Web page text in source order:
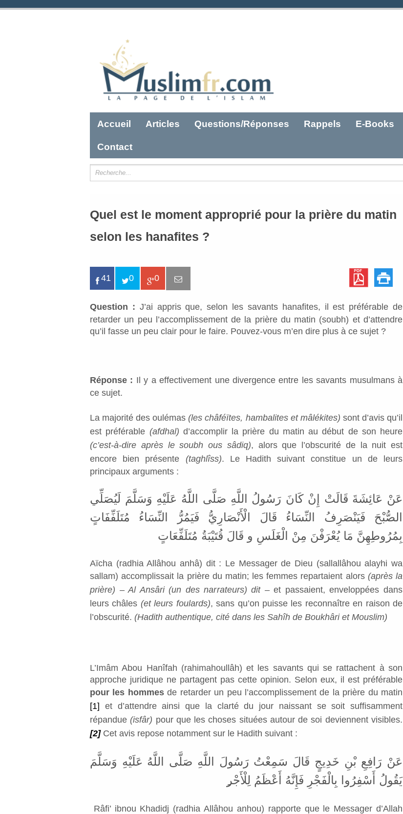
Accueil Articles Questions/Réponses Rappels E-Books
Contact
Quel est le moment approprié pour la prière du matin
selon les hanafites ?
41 0 0
Question : J’ai appris que, selon les savants hanafites, il est préférable de
retarder un peu l’accomplissement de la prière du matin (soubh) et d’attendre
qu’il fasse un peu clair pour le faire. Pouvez-vous m’en dire plus à ce sujet ?
Réponse : Il y a effectivement une divergence entre les savants musulmans à
ce sujet.
La majorité des oulémas(les châféïtes, hambalites et mâlékites) sont d’avis qu’il
est préférable (afdhal) d’accomplir la prière du matin au début de son heure
(c’est-à-dire après le soubh ous sâdiq), alors que l’obscurité de la nuit est
encore bien présente (taghlîss). Le Hadith suivant constitue un de leurs
principaux arguments :
عَنْ عَائِشَةَ قَالَتْ إِنْ كَانَ رَسُولُ اللَّهِ صَلَّى اللَّهُ عَلَيْهِ وَسَلَّمَ لَيُصَلِّي
الصُّبْحَ فَيَنْصَرِفُ النِّسَاءُ قَالَ الْأَنْصَارِيُّ فَيَمُرُّ النِّسَاءُ مُتَلَفِّفَاتٍ
بِمُرُوطِهِنَّ مَا يُعْرَفْنَ مِنْ الْغَلَسِ و قَالَ قُتَيْبَةُ مُتَلَفِّعَاتٍ
Aïcha (radhia Allâhou anhâ) dit : Le Messager de Dieu (sallallâhou alayhi wa
sallam) accomplissait la prière du matin; les femmes repartaient alors(après la
prière) – Al Ansâri (un des narrateurs) dit –et passaient, enveloppées dans
leurs châles (et leurs foulards), sans qu’on puisse les reconnaître en raison de
l’obscurité. (Hadith authentique, cité dans les Sahîh de Boukhâri et Mouslim)
L’Imâm Abou Hanîfah (rahimahoullâh) et les savants qui se rattachent à son
approche juridique ne partagent pas cette opinion. Selon eux, il est préférable
pour les hommesde retarder un peu l’accomplissement de la prière du matin
[1] et d’attendre ainsi que la clarté du jour naissant se soit suffisamment
répandue(isfâr) pour que les choses situées autour de soi deviennent visibles.
[2]Cet avis repose notamment sur le Hadith suivant :
عَنْ رَافِعِ بْنِ خَدِيجٍ قَالَ سَمِعْتُ رَسُولَ اللَّهِ صَلَّى اللَّهُ عَلَيْهِ وَسَلَّمَ
يَقُولُ أَسْفِرُوا بِالْفَجْرِ فَإِنَّهُ أَعْظَمُ لِلْأَجْر
Râfi’ ibnou Khadidj (radhia Allâhou anhou) rapporte que le Messager d’Allah